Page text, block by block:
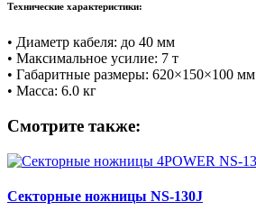
Технические характеристики:
• Диаметр кабеля: до 40 мм
• Максимальное усилие: 7 т
• Габаритные размеры: 620×150×100 мм
• Масса: 6.0 кг
Смотрите также:
Секторные ножницы NS-130J